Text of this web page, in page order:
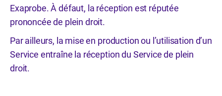
Exaprobe. À défaut, la réception est réputée
prononcée de plein droit.
Par ailleurs, la mise en production ou l’utilisation d’un
Service entraîne la réception du Service de plein
droit.